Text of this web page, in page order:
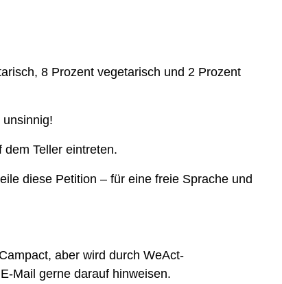
8 Prozent vegetarisch und 2 Prozent
Teller eintreten.
diese Petition – für eine freie Sprache und
aber wird durch WeAct-
Mail gerne darauf hinweisen.